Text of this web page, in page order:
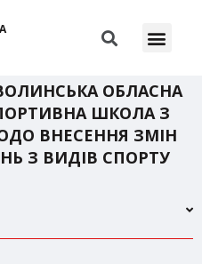
ОБЛАСНА
ШКОЛА З
ВНЕСЕННЯ ЗМІН
З ВИДІВ СПОРТУ